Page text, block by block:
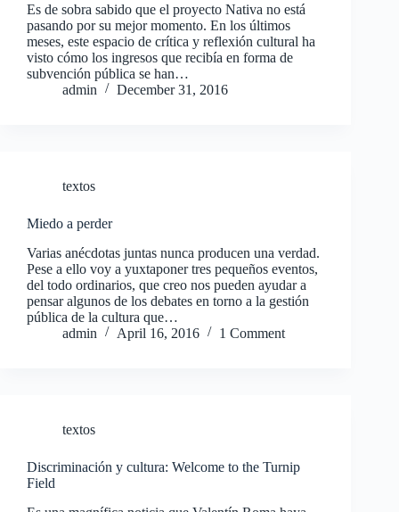
Es de sobra sabido que el proyecto Nativa no está
pasando por su mejor momento. En los últimos
meses, este espacio de crítica y reflexión cultural ha
visto cómo los ingresos que recibía en forma de
subvención pública se han…
admin
December 31, 2016
textos
Miedo a perder
Varias anécdotas juntas nunca producen una verdad.
Pese a ello voy a yuxtaponer tres pequeños eventos,
del todo ordinarios, que creo nos pueden ayudar a
pensar algunos de los debates en torno a la gestión
pública de la cultura que…
admin
April 16, 2016 1 Comment
textos
Discriminación y cultura: Welcome to the Turnip
Field